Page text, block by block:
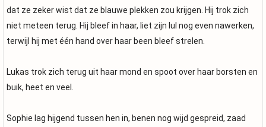
dat ze zeker wist dat ze blauwe plekken zou krijgen. Hij trok zich
niet meteen terug. Hij bleef in haar, liet zijn lul nog even nawerken,
terwijl hij met één hand over haar been bleef strelen.
Lukas trok zich terug uit haar mond en spoot over haar borsten en
buik, heet en veel.
Sophie lag hijgend tussen hen in, benen nog wijd gespreid, zaad